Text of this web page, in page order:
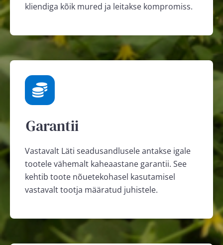
kliendiga kõik mured ja leitakse kompromiss.
Garantii
Vastavalt Läti seadusandlusele antakse igale
tootele vähemalt kaheaastane garantii. See
kehtib toote nõuetekohasel kasutamisel
vastavalt tootja määratud juhistele.